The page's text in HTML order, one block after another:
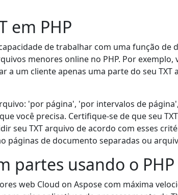
em PHP
de trabalhar com uma função de
menores online no PHP. Por
um cliente apenas uma parte do seu
'por página', 'por intervalos de
você precisa. Certifique-se de que seu
seu TXT arquivo de acordo com esses
páginas de documento separadas ou
partes usando o PHP
web Cloud on Aspose com máxima